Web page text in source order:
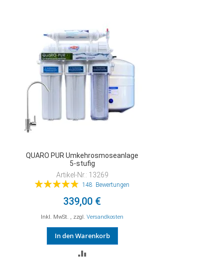
QUARO PUR Umkehrosmoseanlage
5-stufig
Artikel-Nr.: 13269
Bewertung:
148 Bewertungen
339,00 €
Inkl. MwSt. , zzgl. Versandkosten
In den Warenkorb